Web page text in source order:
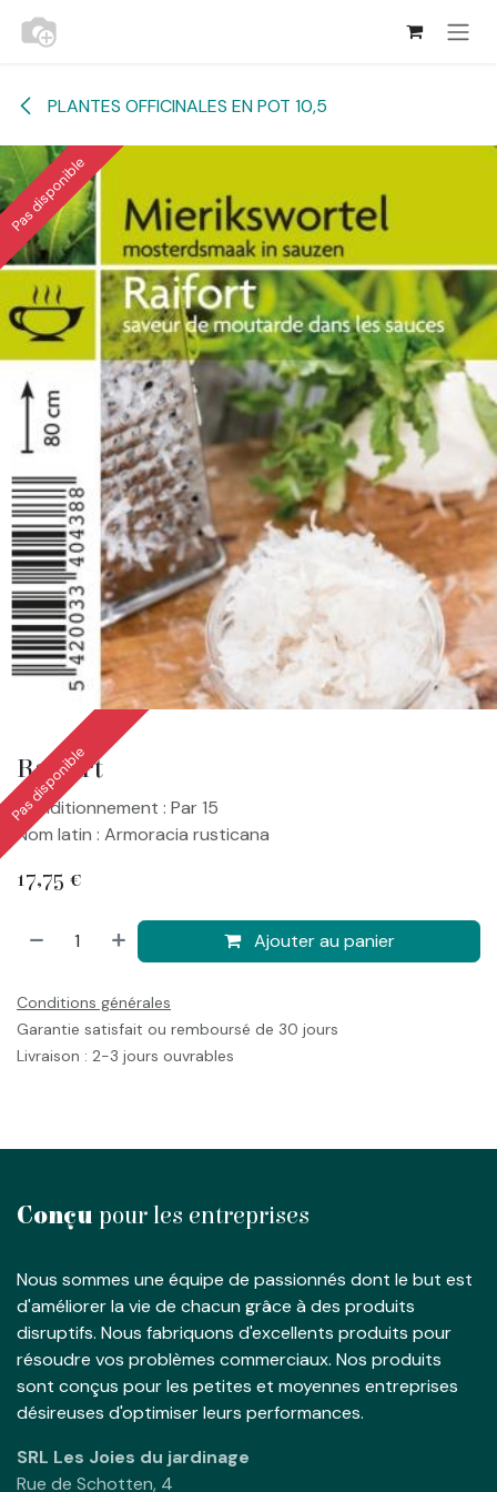
Se rendre au contenu
PLANTES OFFICINALES EN POT 10,5
Pas disponible
Raifort
Pas disponible
Conditionnement : Par 15
Nom latin : Armoracia rusticana
17,75 €
Ajouter au panier
Conditions générales
Garantie satisfait ou remboursé de 30 jours
Livraison : 2-3 jours ouvrables
Conçu pour les entreprises
Nous sommes une équipe de passionnés dont le but est
d'améliorer la vie de chacun grâce à des produits
disruptifs. Nous fabriquons d'excellents produits pour
résoudre vos problèmes commerciaux. Nos produits
sont conçus pour les petites et moyennes entreprises
désireuses d'optimiser leurs performances.
SRL Les Joies du jardinage
Rue de Schotten, 4